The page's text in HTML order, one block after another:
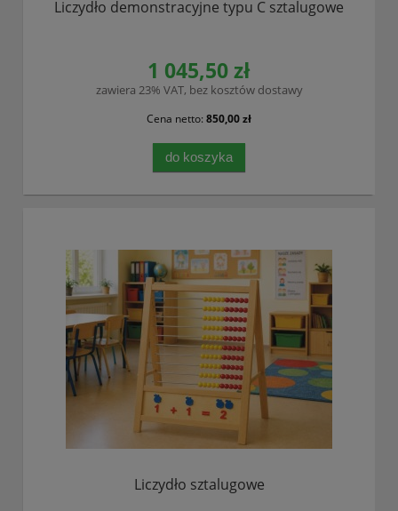
Liczydło demonstracyjne typu C sztalugowe
1 045,50 zł
zawiera 23% VAT, bez kosztów dostawy
Cena netto: 850,00 zł
do koszyka
Liczydło sztalugowe